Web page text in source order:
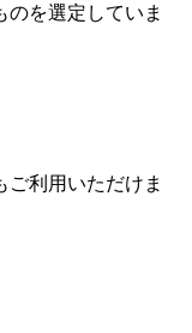
を選定していま
利用いただけま